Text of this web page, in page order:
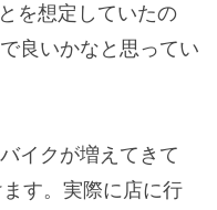
を想定していたの
良いかなと思ってい
イクが増えてきて
す。実際に店に行